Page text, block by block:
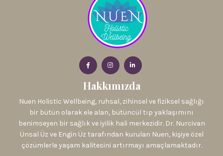
Hakkımızda
Nuen Holistic Wellbeing, ruhsal, zihinsel ve fiziksel sağlığı
bir bütün olarak ele alan, bütüncül tıp yaklaşımını
benimseyen bir sağlık ve iyilik hali merkezidir. Dr. Nurcivan
Ünsal Üz ve Engin Üz tarafından kurulan Nuen, kişiye özel
çözümlerle yaşam kalitesini artırmayı amaçlamaktadır.